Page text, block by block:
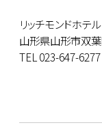
リッチモンドホテ
山形県山形市双
TEL 023-647-6277